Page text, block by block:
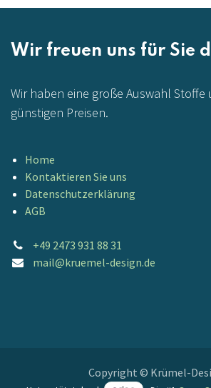
Wir freuen uns für Sie
Wir haben eine große Auswahl Stoffe
günstigen Preisen.
Home
Kontaktieren Sie uns
Datenschutzerklärung
AGB
+49 2473 931 88 31
mail@kruemel-design.de
Copyright © Krümel-